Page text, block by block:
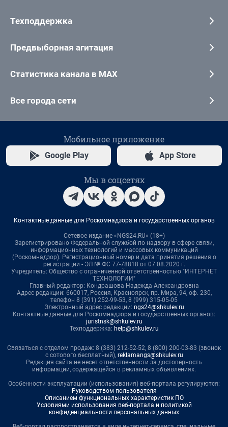
Техподдержка
Предвыборная агитация
Статистика канала в MAX
Все города сети
Мобильное приложение
Google Play App Store
Мы в соцсетях
Контактные данные для Роскомнадзора и государственных органов
Сетевое издание «NGS24.RU» (18+)
Зарегистрировано Федеральной службой по надзору в сфере связи,
информационных технологий и массовых коммуникаций
(Роскомнадзор). Регистрационный номер и дата принятия решения о
регистрации - ЭЛ № ФС 77-78818 от 07.08.2020 г.
Учредитель: Общество с ограниченной ответственностью "ИНТЕРНЕТ
ТЕХНОЛОГИИ"
Главный редактор: Кондрашова Надежда Александровна
Адрес редакции: 660017, Россия, Красноярск, пр. Мира, 94, оф. 230,
телефон 8 (391) 252-99-53, 8 (999) 315-05-05
Электронный адрес редакции: ngs24@shkulev.ru
Контактные данные для Роскомнадзора и государственных органов:
juristnsk@shkulev.ru
Техподдержка: help@shkulev.ru
Связаться с отделом продаж: 8 (383) 212-52-52, 8 (800) 200-03-83 (звонок
с сотового бесплатный), reklamangs@shkulev.ru
Редакция сайта не несет ответственности за достоверность
информации, содержащейся в рекламных объявлениях.
Особенности эксплуатации (использования) веб-портала регулируются:
Руководством пользователя
Описанием функциональных характеристик ПО
Условиями использования веб-портала и политикой
конфиденциальности персональных данных